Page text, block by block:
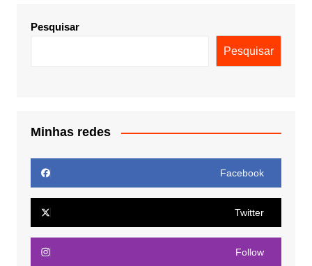
Pesquisar
Pesquisar
Minhas redes
Facebook
Twitter
Follow